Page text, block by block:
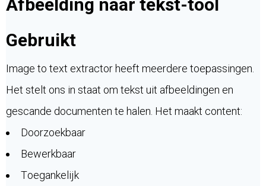
Afbeelding naar tekst-tool
Gebruikt
Image to text extractor heeft meerdere toepassingen.
Het stelt ons in staat om tekst uit afbeeldingen en
gescande documenten te halen. Het maakt content:
Doorzoekbaar
Bewerkbaar
Toegankelijk